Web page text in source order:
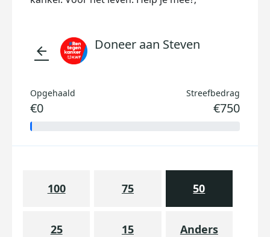
arrow_back Doneer aan Steven
Opgehaald
€0
Streefbedrag
€750
100 75 50
25 15 Anders